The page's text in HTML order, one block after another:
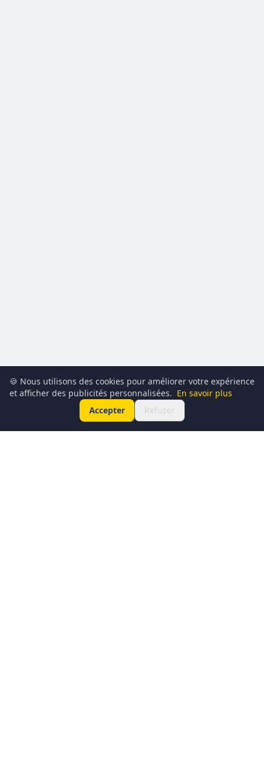
🍪 Nous utilisons des cookies pour améliorer votre expérience
et afficher des publicités personnalisées. En savoir plus
Accepter
Refuser